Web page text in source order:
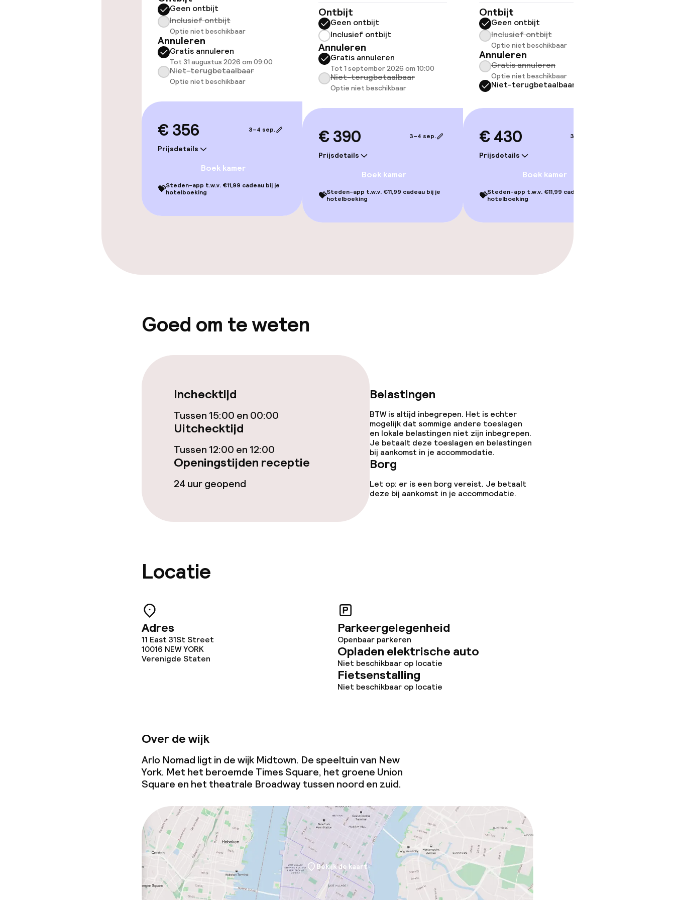
Entertainment
Betaalde wifi
TV lounge
Eet- en drinkgelegenheden
Restaurant
Bar
Eet- en drinkdiensten
Roomservice
Zakelijke faciliteiten
Vergaderruimte
Beleid
Borg bij aankomst
Overal rookvrij
Geen ontbijt
Inclusief ontbijt
Optie niet beschikbaar
Annuleren
Gratis annuleren
Tot 31 augustus 2026 om 09:00
Niet-terugbetaalbaar
Optie niet beschikbaar
€ 356
Prijsdetails
3–4 sep.
Boek kamer
💝Steden-app t.w.v. €11,99 cadeau bij je
hotelboeking
Ontbijt
Geen ontbijt
Inclusief ontbijt
Annuleren
Gratis annuleren
Tot 1 september 2026 om 10:00
Niet-terugbetaalbaar
Optie niet beschikbaar
€ 390
Prijsdetails
3–4 sep.
Boek kamer
💝Steden-app t.w.v. €11,99 cadeau bij je
hotelboeking
Ontbijt
Geen ontbijt
Inclusief ontbijt
Optie niet beschikbaar
Annuleren
Gratis annuleren
Optie niet beschikbaar
Niet-terugbetaalbaar
€ 430
Prijsdetails
3–4 sep.
Boek kamer
💝Steden-app t.w.v. €11,99 cadeau bij je
hotelboeking
Goed om te weten
Inchecktijd
Tussen 15:00 en 00:00
Uitchecktijd
Tussen 12:00 en 12:00
Openingstijden receptie
24 uur geopend
Belastingen
BTW is altijd inbegrepen. Het is echter
mogelijk dat sommige andere toeslagen
en lokale belastingen niet zijn inbegrepen.
Je betaalt deze toeslagen en belastingen
bij aankomst in je accommodatie.
Borg
Let op: er is een borg vereist. Je betaalt
deze bij aankomst in je accommodatie.
Locatie
Adres
11 East 31St Street
10016 NEW YORK
Verenigde Staten
Parkeergelegenheid
Openbaar parkeren
Opladen elektrische auto
Niet beschikbaar op locatie
Fietsenstalling
Niet beschikbaar op locatie
Over de wijk
Arlo Nomad ligt in de wijk Midtown. De speeltuin van New
York. Met het beroemde Times Square, het groene Union
Square en het theatrale Broadway tussen noord en zuid.
Bekijk de kaart